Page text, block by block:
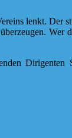
lenkt. Der
Wer
Dirigenten